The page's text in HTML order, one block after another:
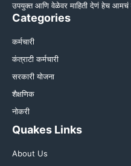
उपयुक्त आणि वेळेवर माहिती देणं हेच
Categories
कर्मचारी
कंत्राटी कर्मचारी
सरकारी योजना
शैक्षणिक
नोकरी
Quakes Links
About Us